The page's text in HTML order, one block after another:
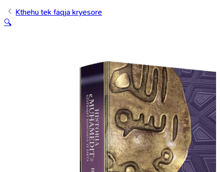
Kthehu tek faqja kryesore
🔍